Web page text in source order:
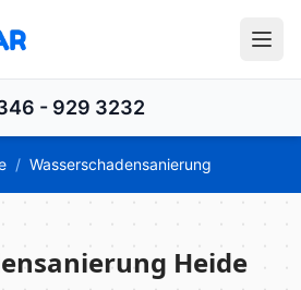
- 929 3232
/ Wasserschadensanierung
Heide